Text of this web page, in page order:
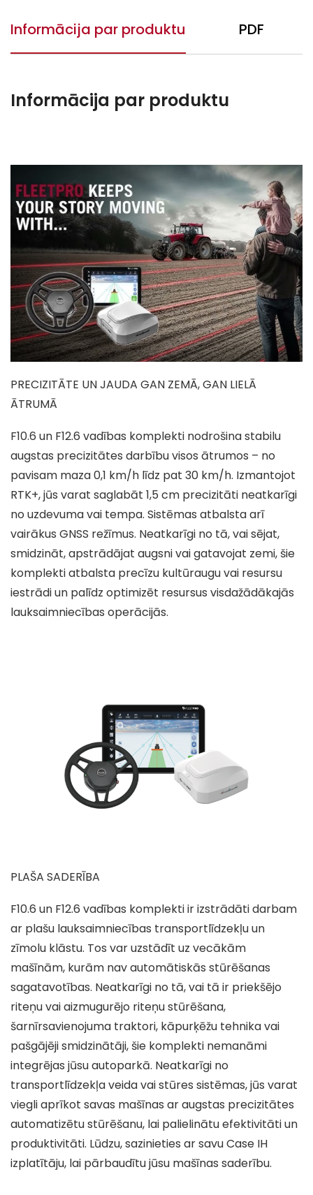
Informācija par produktu PDF
Informācija par produktu
PRECIZITĀTE UN JAUDA GAN ZEMĀ, GAN LIELĀ
ĀTRUMĀ
F10.6 un F12.6 vadības komplekti nodrošina stabilu
augstas precizitātes darbību visos ātrumos – no
pavisam maza 0,1 km/h līdz pat 30 km/h. Izmantojot
RTK+, jūs varat saglabāt 1,5 cm precizitāti neatkarīgi
no uzdevuma vai tempa. Sistēmas atbalsta arī
vairākus GNSS režīmus. Neatkarīgi no tā, vai sējat,
smidzināt, apstrādājat augsni vai gatavojat zemi, šie
komplekti atbalsta precīzu kultūraugu vai resursu
iestrādi un palīdz optimizēt resursus visdažādākajās
lauksaimniecības operācijās.
PLAŠA SADERĪBA
F10.6 un F12.6 vadības komplekti ir izstrādāti darbam
ar plašu lauksaimniecības transportlīdzekļu un
zīmolu klāstu. Tos var uzstādīt uz vecākām
mašīnām, kurām nav automātiskās stūrēšanas
sagatavotības. Neatkarīgi no tā, vai tā ir priekšējo
riteņu vai aizmugurējo riteņu stūrēšana,
šarnīrsavienojuma traktori, kāpurķēžu tehnika vai
pašgājēji smidzinātāji, šie komplekti nemanāmi
integrējas jūsu autoparkā. Neatkarīgi no
transportlīdzekļa veida vai stūres sistēmas, jūs varat
viegli aprīkot savas mašīnas ar augstas precizitātes
automatizētu stūrēšanu, lai palielinātu efektivitāti un
produktivitāti. Lūdzu, sazinieties ar savu Case IH
izplatītāju, lai pārbaudītu jūsu mašīnas saderību.